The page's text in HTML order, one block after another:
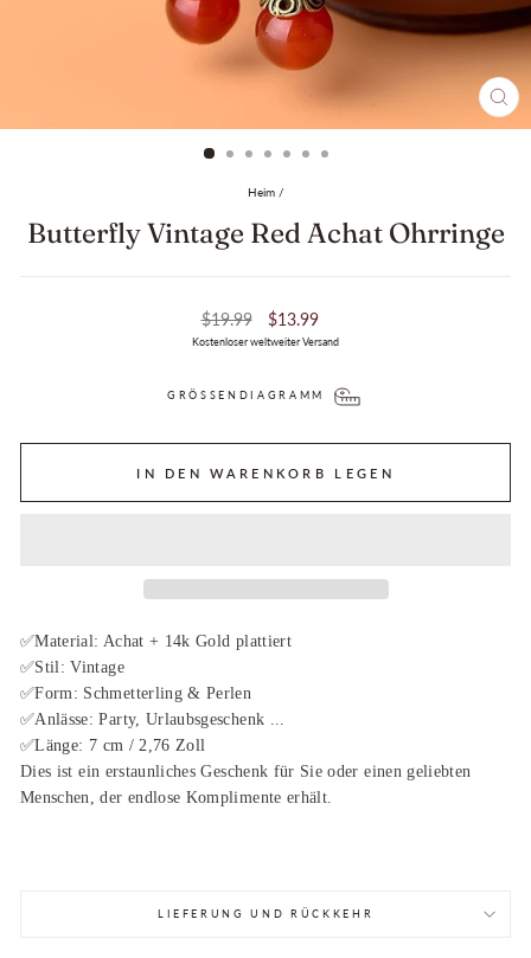
Heim /
Butterfly Vintage Red Achat Ohrringe
Regulärer
Preis
$19.99 Verkaufspreis
$13.99
Kostenloser weltweiter Versand
GRÖSSENDIAGRAMM
IN DEN WARENKORB LEGEN
✅Material: Achat + 14k Gold plattiert
✅Stil: Vintage
✅Form: Schmetterling & Perlen
✅Anlässe: Party, Urlaubsgeschenk ...
✅Länge: 7 cm / 2,76 Zoll
Dies ist ein erstaunliches Geschenk für Sie oder einen geliebten
Menschen, der endlose Komplimente erhält.
LIEFERUNG UND RÜCKKEHR